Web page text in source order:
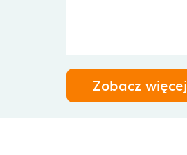
Zobacz więcej